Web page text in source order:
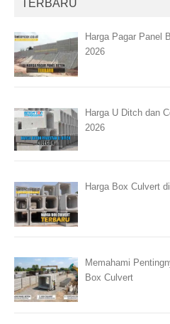
TERBARU
Harga Pagar Panel
2026
Harga U Ditch dan
2026
Harga Box Culvert
Memahami
Box Culvert